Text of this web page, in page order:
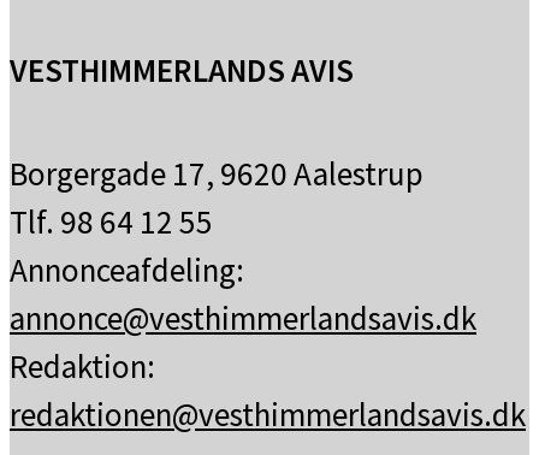
VESTHIMMERLANDS AVIS
Borgergade 17, 9620 Aalestrup
Tlf. 98 64 12 55
Annonceafdeling:
annonce@vesthimmerlandsavis.dk
Redaktion:
redaktionen@vesthimmerlandsavis.dk